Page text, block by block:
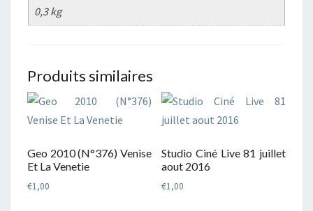
0,3 kg
Produits similaires
Geo 2010 (N°376) Venise
Et La Venetie
€1,00
Studio Ciné Live 81 juillet
aout 2016
€1,00